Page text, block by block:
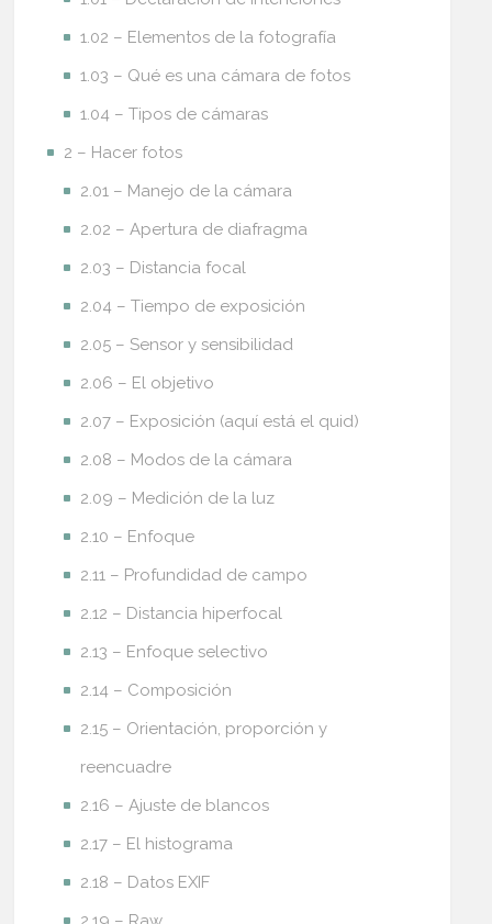
1.02 – Elementos de la fotografía
1.03 – Qué es una cámara de fotos
1.04 – Tipos de cámaras
2 – Hacer fotos
2.01 – Manejo de la cámara
2.02 – Apertura de diafragma
2.03 – Distancia focal
2.04 – Tiempo de exposición
2.05 – Sensor y sensibilidad
2.06 – El objetivo
2.07 – Exposición (aquí está el quid)
2.08 – Modos de la cámara
2.09 – Medición de la luz
2.10 – Enfoque
2.11 – Profundidad de campo
2.12 – Distancia hiperfocal
2.13 – Enfoque selectivo
2.14 – Composición
2.15 – Orientación, proporción y
reencuadre
2.16 – Ajuste de blancos
2.17 – El histograma
2.18 – Datos EXIF